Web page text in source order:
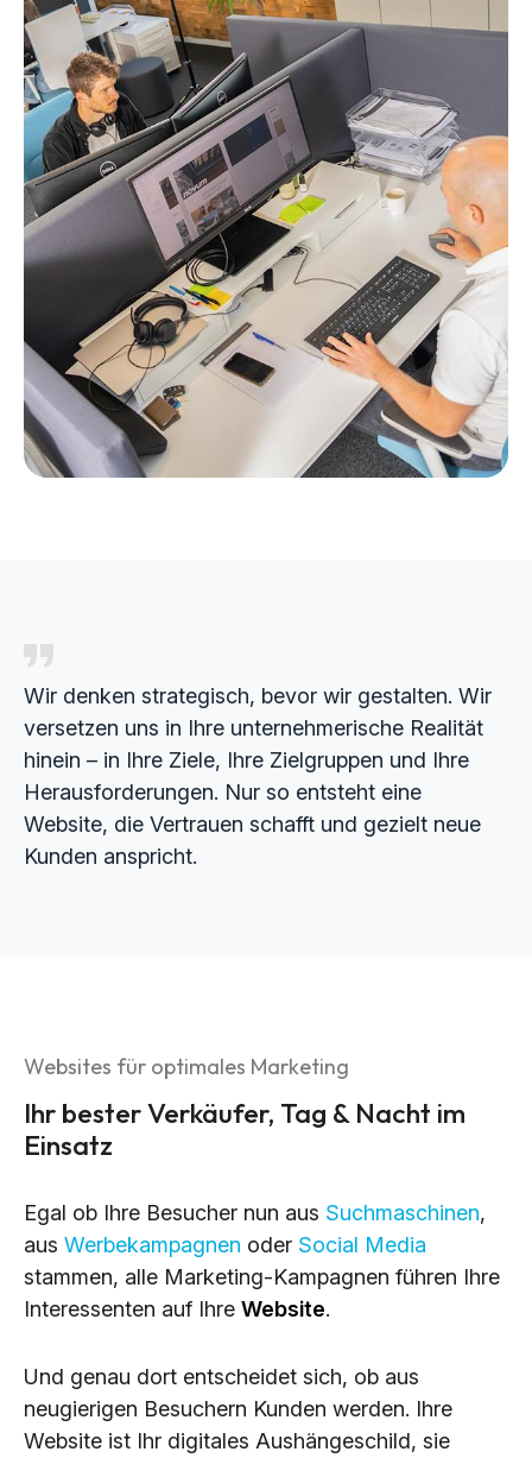
Wir denken strategisch, bevor wir gestalten. Wir
versetzen uns in Ihre unternehmerische Realität
hinein – in Ihre Ziele, Ihre Zielgruppen und Ihre
Herausforderungen. Nur so entsteht eine
Website, die Vertrauen schafft und gezielt neue
Kunden anspricht.
Websites für optimales Marketing
Ihr bester Verkäufer, Tag & Nacht im
Einsatz
Egal ob Ihre Besucher nun aus Suchmaschinen,
aus Werbekampagnen oder Social Media
stammen, alle Marketing-Kampagnen führen Ihre
Interessenten auf Ihre Website.
Und genau dort entscheidet sich, ob aus
neugierigen Besuchern Kunden werden. Ihre
Website ist Ihr digitales Aushängeschild, sie